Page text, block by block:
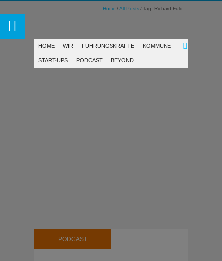
Home All Posts Tag: Richard Fuld
HOME WIR FÜHRUNGSKRÄFTE KOMMUNE
START-UPS PODCAST BEYOND
PODCAST